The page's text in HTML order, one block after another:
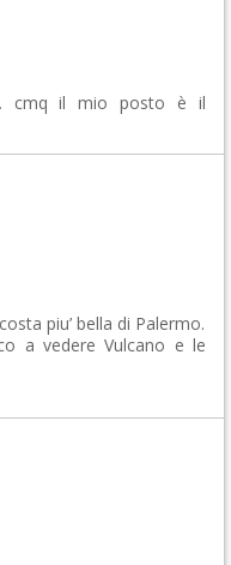
cmq il mio posto è il
piu’ bella di Palermo.
a vedere Vulcano e le